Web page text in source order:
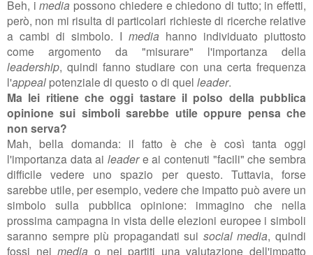
Beh, imedia possono chiedere e chiedono di tutto; in effetti,
però, non mi risulta di particolari richieste di ricerche relative
a cambi di simbolo. I media hanno individuato piuttosto
come argomento da "misurare" l'importanza della
leadership, quindi fanno studiare con una certa frequenza
l'appeal potenziale di questo o di quel leader.
Ma lei ritiene che oggi tastare il polso della pubblica
opinione sui simboli sarebbe utile oppure pensa che
non serva?
Mah, bella domanda: il fatto è che è così tanta oggi
l'importanza data ai leadere ai contenuti "facili" che sembra
difficile vedere uno spazio per questo. Tuttavia, forse
sarebbe utile, per esempio, vedere che impatto può avere un
simbolo sulla pubblica opinione: immagino che nella
prossima campagna in vista delle elezioni europee i simboli
saranno sempre più propagandati sui social media, quindi
fossi neimedia o nei partiti una valutazione dell'impatto